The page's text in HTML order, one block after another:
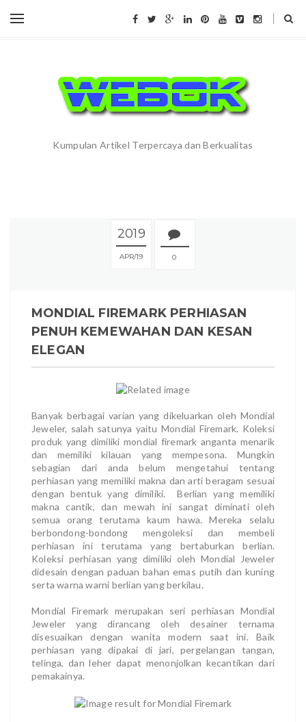
Kumpulan Artikel Terpercaya dan Berkualitas
2019
APR 19 0
MONDIAL FIREMARK PERHIASAN
PENUH KEMEWAHAN DAN KESAN
ELEGAN
Banyak berbagai varian yang dikeluarkan oleh Mondial
Jeweler, salah satunya yaitu Mondial Firemark. Koleksi
produk yang dimiliki mondial firemark anganta menarik
dan memiliki kilauan yang mempesona. Mungkin
sebagian dari anda belum mengetahui tentang
perhiasan yang memiliki makna dan arti beragam sesuai
dengan bentuk yang dimiliki. Berlian yang memiliki
makna cantik, dan mewah ini sangat diminati oleh
semua orang terutama kaum hawa. Mereka selalu
berbondong-bondong mengoleksi dan membeli
perhiasan ini terutama yang bertaburkan berlian.
Koleksi perhiasan yang dimiliki oleh Mondial Jeweler
didesain dengan paduan bahan emas putih dan kuning
serta warna warni berlian yang berkilau.
Mondial Firemark merupakan seri perhiasan Mondial
Jeweler yang dirancang oleh desainer ternama
disesuaikan dengan wanita modern saat ini. Baik
perhiasan yang dipakai di jari, pergelangan tangan,
telinga, dan leher dapat menonjolkan kecantikan dari
pemakainya.